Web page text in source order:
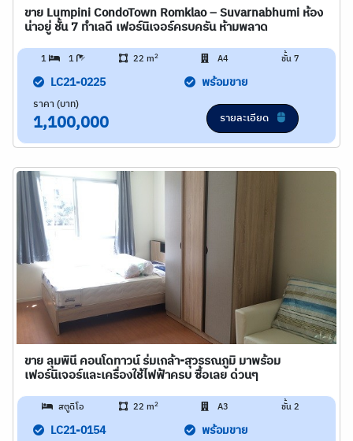
ขาย Lumpini CondoTown Romklao – Suvarnabhumi ห้อง
น่าอยู่ ชั้น 7 ทำเลดี เฟอร์นิเจอร์ครบครัน ห้ามพลาด
1 1 22 m2 A4 ชั้น 7
LC21-0225 พร้อมขาย
ราคา (บาท)
1,100,000 รายละเอียด
ขาย ลุมพินี คอนโดทาวน์ ร่มเกล้า-สุวรรณภูมิ มาพร้อม
เฟอร์นิเจอร์และเครื่องใช้ไฟฟ้าครบ ซื้อเลย ด่วนๆ
สตูดิโอ 22 m2 A3 ชั้น 2
LC21-0154 พร้อมขาย